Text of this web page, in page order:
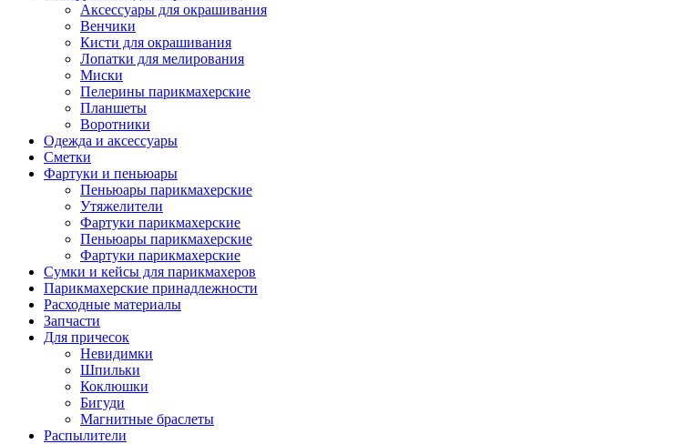
Аксессуары для окрашивания
Венчики
Кисти для окрашивания
Лопатки для мелирования
Миски
Пелерины парикмахерские
Планшеты
Воротники
Одежда и аксессуары
Сметки
Фартуки и пеньюары
Пеньюары парикмахерские
Утяжелители
Фартуки парикмахерские
Пеньюары парикмахерские
Фартуки парикмахерские
Сумки и кейсы для парикмахеров
Парикмахерские принадлежности
Расходные материалы
Запчасти
Для причесок
Невидимки
Шпильки
Коклюшки
Бигуди
Магнитные браслеты
Распылители